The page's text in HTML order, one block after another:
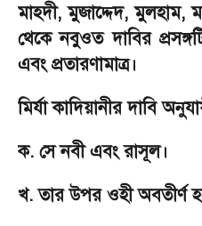
মাহদী,মুজাদ্দেদ,মুলহাম,
থেকে নবুওত দাবির
এবং প্রতারণামাত্র।
মির্যা কাদিয়ানীর দাবি
ক. সে নবী এবং রাসূল।
খ. তার উপর ওহী অবতীর্ণ